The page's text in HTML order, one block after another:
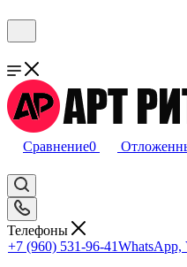
Сравнение0
Телефоны
+7 (960) 531-96-41WhatsApp,